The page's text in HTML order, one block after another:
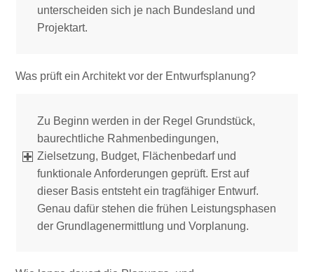
unterscheiden sich je nach Bundesland und
Projektart.
Was prüft ein Architekt vor der Entwurfsplanung?
Zu Beginn werden in der Regel Grundstück,
baurechtliche Rahmenbedingungen,
Zielsetzung, Budget, Flächenbedarf und
funktionale Anforderungen geprüft. Erst auf
dieser Basis entsteht ein tragfähiger Entwurf.
Genau dafür stehen die frühen Leistungsphasen
der Grundlagenermittlung und Vorplanung.